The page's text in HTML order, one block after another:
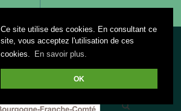
Ce site utilise des cookies. En consultant ce
site, vous acceptez l'utilisation de ces
cookies.
En savoir plus.
OK